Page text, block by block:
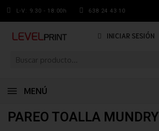
L-V: 9.30 - 18:00h 638 24 43 10
INICIAR SESIÓN
MENÚ
PAREO TOALLA MUNDRY